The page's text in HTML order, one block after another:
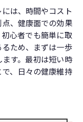
は、時間やコスト
、健康面での効果
心者でも簡単に取
ため、まずは一歩
す。最初は短い時
、日々の健康維持